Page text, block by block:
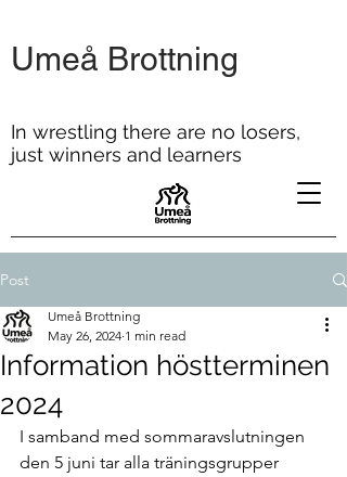
In wrestling there are no losers,
just winners and learners
Umeå Brottning
Post
Information höstterminen
2024
Umeå Brottning
May 26, 2024 1 min read
I samband med sommaravslutningen
den 5 juni tar alla träningsgrupper